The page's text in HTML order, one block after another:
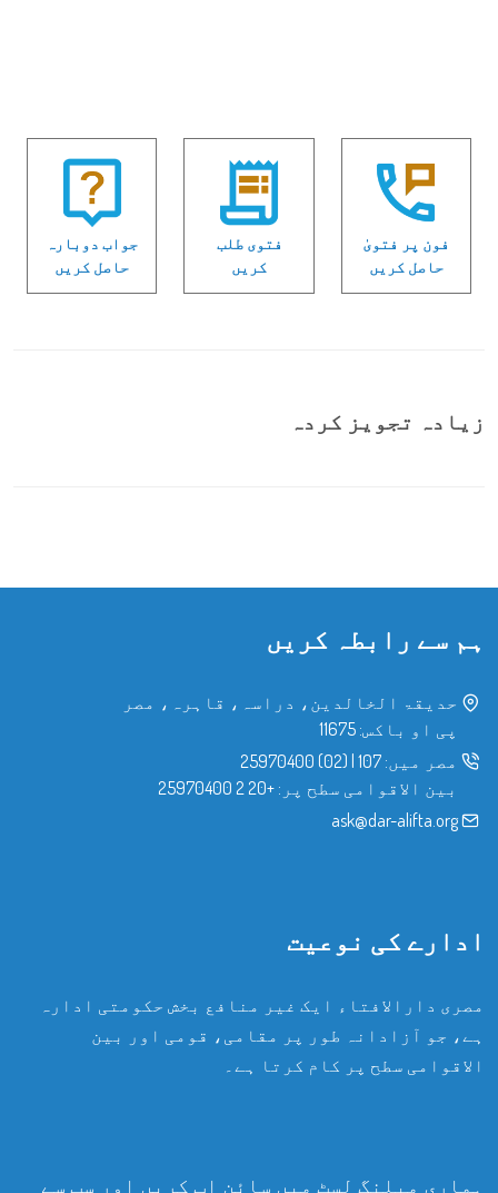
فون پر فتویٰ
حاصل کریں
فتوی طلب
کریں
جواب دوبارہ
حاصل کریں
زیادہ تجویز کردہ
ہم سے رابطہ کریں
حدیقۃ الخالدین، دراسہ، قاہرہ، مصر
پی او باکس: 11675
مصر میں: 107
|
(02) 25970400
بین الاقوامی سطح پر: +20 2 25970400
ask@dar-alifta.org
ادارے کی نوعیت
مصری دارالافتاء ایک غیر منافع بخش حکومتی ادارہ
ہے، جو آزادانہ طور پر مقامی، قومی اور بین
الاقوامی سطح پر کام کرتا ہے۔
ہماری میلنگ لسٹ میں سائن اپ کریں اور سب سے